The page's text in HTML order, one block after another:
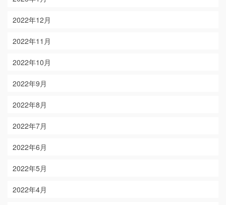
2022年12月
2022年11月
2022年10月
2022年9月
2022年8月
2022年7月
2022年6月
2022年5月
2022年4月